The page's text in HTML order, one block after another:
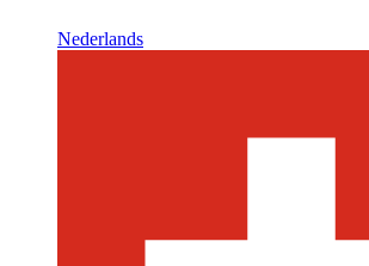
Nederlands